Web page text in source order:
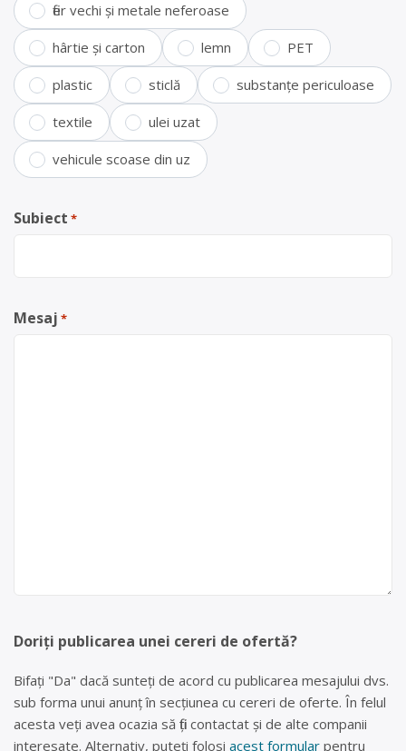
fier vechi și metale neferoase
hârtie și carton lemn PET
plastic sticlă substanțe periculoase
textile ulei uzat
vehicule scoase din uz
Subiect *
Mesaj *
Doriți publicarea unei cereri de ofertă?
Bifați "Da" dacă sunteți de acord cu publicarea mesajului dvs.
sub forma unui anunț în secțiunea cu cereri de oferte. În felul
acesta veți avea ocazia să fiți contactat și de alte companii
interesate. Alternativ, puteți folosi acest formular pentru